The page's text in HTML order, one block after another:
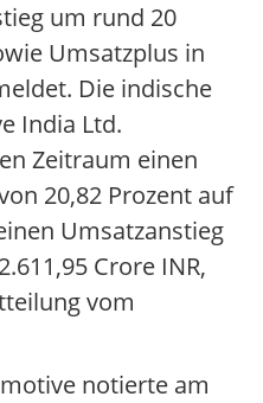
um rund 20
Umsatzplus in
Die indische
India Ltd.
Zeitraum einen
20,82 Prozent auf
Umsatzanstieg
Crore INR,
vom
notierte am